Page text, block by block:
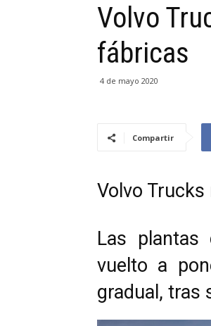
Volvo
fábricas
4 de mayo 2020
Compartir
Volvo
Las plantas
vuelto a
gradual, tras